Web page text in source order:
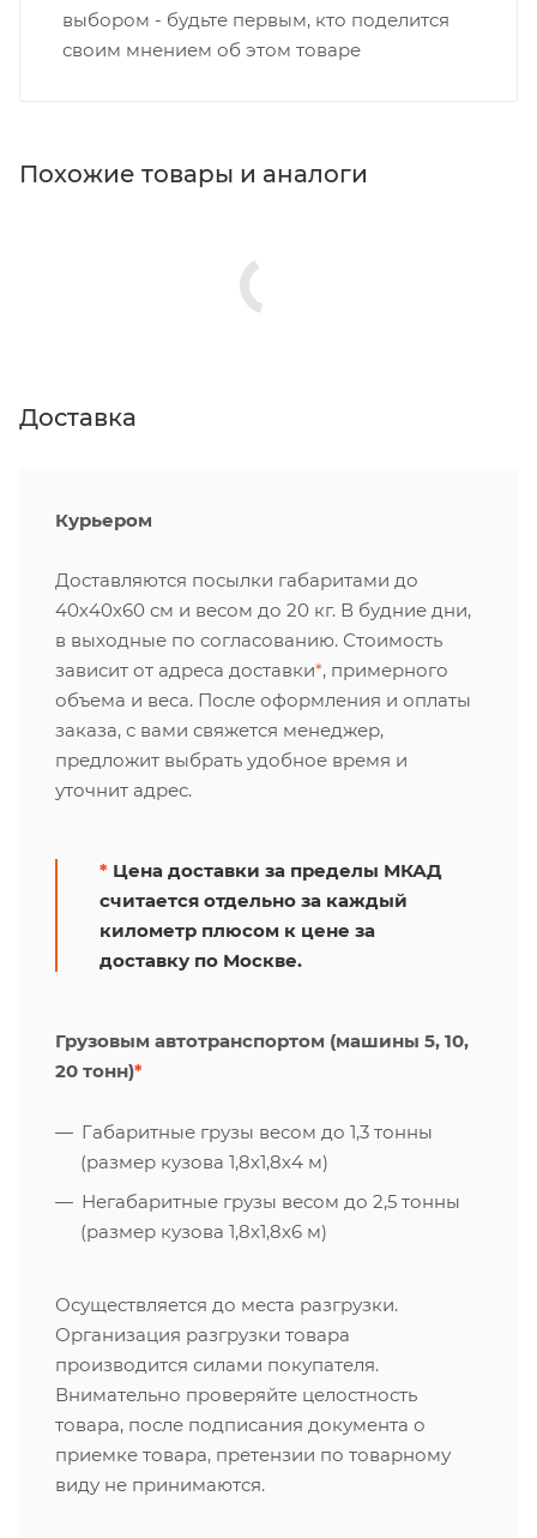
выбором - будьте первым, кто поделится
своим мнением об этом товаре
Похожие товары и аналоги
Доставка
Курьером
Доставляются посылки габаритами до
40х40х60 см и весом до 20 кг. В будние дни,
в выходные по согласованию. Стоимость
зависит от адреса доставки*, примерного
объема и веса. После оформления и оплаты
заказа, с вами свяжется менеджер,
предложит выбрать удобное время и
уточнит адрес.
* Цена доставки за пределы МКАД
считается отдельно за каждый
километр плюсом к цене за
доставку по Москве.
Грузовым автотранспортом (машины 5, 10,
20 тонн)*
Габаритные грузы весом до 1,3 тонны
(размер кузова 1,8х1,8х4 м)
Негабаритные грузы весом до 2,5 тонны
(размер кузова 1,8х1,8х6 м)
Осуществляется до места разгрузки.
Организация разгрузки товара
производится силами покупателя.
Внимательно проверяйте целостность
товара, после подписания документа о
приемке товара, претензии по товарному
виду не принимаются.